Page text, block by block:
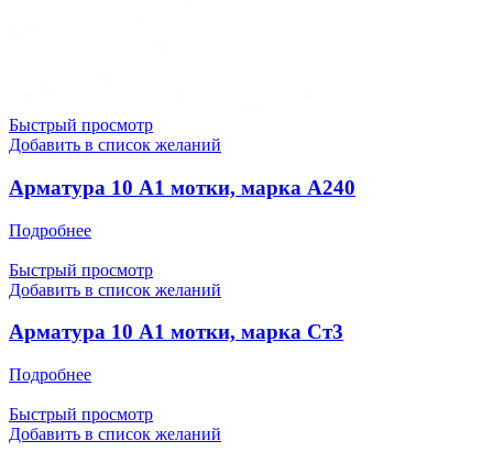
Быстрый просмотр
Добавить в список желаний
Арматура 10 А1 мотки, марка А240
Подробнее
Быстрый просмотр
Добавить в список желаний
Арматура 10 А1 мотки, марка Ст3
Подробнее
Быстрый просмотр
Добавить в список желаний